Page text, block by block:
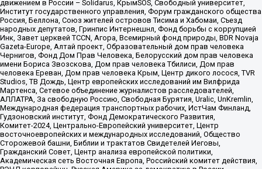
движением в России – Solidarus, КрымSOS, Свободный университет,
Институт государственного управления, Форум гражданского общества
Россия, Беллона, Союз жителей островов Тисима и Хабомаи, Съезд
народных депутатов, Гринпис Интернешнл, Фонд борьбы с коррупцией
Инк, Завет церквей TCCN, Агора, Всемирный фонд природы, BDR Novaja
Gazeta-Europe, Алтай проект, Образовательный дом прав человека
Чернигов, Фонд Дом Прав Человека, Белорусский дом прав человека
имени Бориса Звозскова, Дом прав человека Тбилиси, Дом прав
человека Ереван, Дом прав человека Крым, Центр дикого лосося, TVR
Studios, ТВ Дождь, Центр европейских исследований им Вилфрида
Мартенса, Сетевое объединение журналистов расследователей,
АЛЛАТРА, За свободную Россию, Свободная Бурятия, Uralic, UnKremlin,
Международная федерация транспортных рабочих, ИстЧам Финланд,
Гудзоновский институт, Фонд Демократического Развития,
Комитет-2024, Центрально-Европейский университет, Центр
восточноевропейских и международных исследований, Общество
Сторожевой башни, Библии и трактатов Свидетелей Иеговы,
Гражданский Совет, Центр анализа европейской политики,
Академическая сеть Восточная Европа, Российский комитет действия,